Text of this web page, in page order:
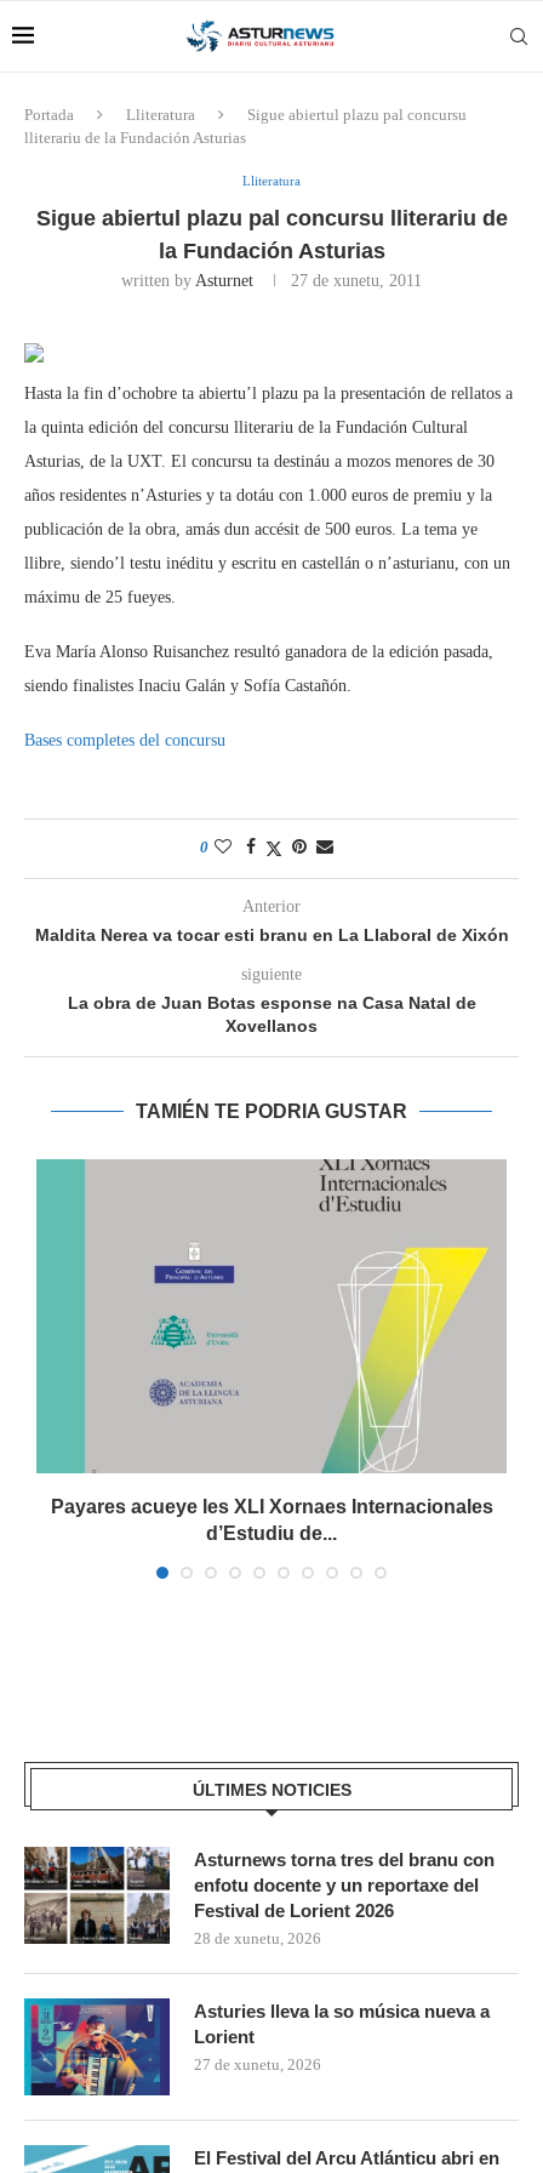
Portada Lliteratura
Sigue abiertul plazu pal concursu
lliterariu de la Fundación Asturias
Lliteratura
Sigue abiertul plazu pal concursu lliterariu de
la Fundación Asturias
written by Asturnet 27 de xunetu, 2011
Hasta la fin d’ochobre ta abiertu’l plazu pa la presentación de rellatos a
la quinta edición del concursu lliterariu de la Fundación Cultural
Asturias, de la UXT. El concursu ta destináu a mozos menores de 30
años residentes n’Asturies y ta dotáu con 1.000 euros de premiu y la
publicación de la obra, amás dun accésit de 500 euros. La tema ye
llibre, siendo’l testu inéditu y escritu en castellán o n’asturianu, con un
máximu de 25 fueyes.
Eva María Alonso Ruisanchez resultó ganadora de la edición pasada,
siendo finalistes Inaciu Galán y Sofía Castañón.
Bases completes del concursu
0
Anterior
Maldita Nerea va tocar esti branu en La Llaboral de Xixón
siguiente
La obra de Juan Botas esponse na Casa Natal de
Xovellanos
TAMIÉN TE PODRIA GUSTAR
Payares acueye les XLI Xornaes Internacionales
d’Estudiu de...
ÚLTIMES NOTICIES
Asturnews torna tres del branu con
enfotu docente y un reportaxe del
Festival de Lorient 2026
28 de xunetu, 2026
Asturies lleva la so música nueva a
Lorient
27 de xunetu, 2026
El Festival del Arcu Atlánticu abri en